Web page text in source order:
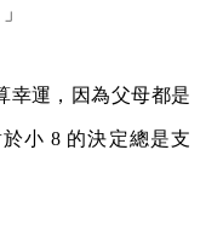
幸運，因為父母都是
小 8 的決定總是支